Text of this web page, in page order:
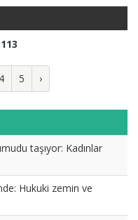
4 5 ›
taşıyor: Kadınlar
Hukuki zemin ve